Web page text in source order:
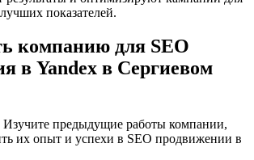
показателей.
компанию для SEO
в Yandex в Сергиевом
Изучите предыдущие работы компании,
их опыт и успехи в SEO продвижении в